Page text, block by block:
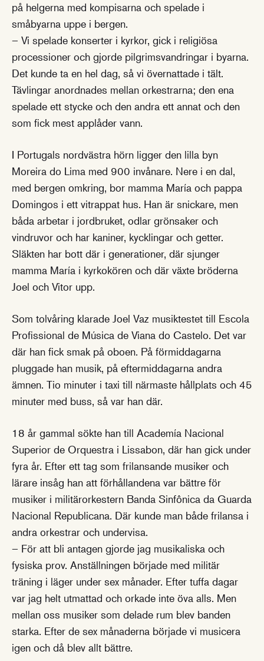
på helgerna med kompisarna och spelade i
småbyarna uppe i bergen.
– Vi spelade konserter i kyrkor, gick i religiösa
processioner och gjorde pilgrimsvandringar i byarna.
Det kunde ta en hel dag, så vi övernattade i tält.
Tävlingar anordnades mellan orkestrarna; den ena
spelade ett stycke och den andra ett annat och den
som fick mest applåder vann.
I Portugals nordvästra hörn ligger den lilla byn
Moreira do Lima med 900 invånare. Nere i en dal,
med bergen omkring, bor mamma María och pappa
Domingos i ett vitrappat hus. Han är snickare, men
båda arbetar i jordbruket, odlar grönsaker och
vindruvor och har kaniner, kycklingar och getter.
Släkten har bott där i generationer, där sjunger
mamma María i kyrkokören och där växte bröderna
Joel och Vitor upp.
Som tolvåring klarade Joel Vaz musiktestet till Escola
Profissional de Música de Viana do Castelo. Det var
där han fick smak på oboen. På förmiddagarna
pluggade han musik, på eftermiddagarna andra
ämnen. Tio minuter i taxi till närmaste hållplats och 45
minuter med buss, så var han där.
18 år gammal sökte han till Academía Nacional
Superior de Orquestra i Lissabon, där han gick under
fyra år. Efter ett tag som frilansande musiker och
lärare insåg han att förhållandena var bättre för
musiker i militärorkestern Banda Sinfônica da Guarda
Nacional Republicana. Där kunde man både frilansa i
andra orkestrar och undervisa.
– För att bli antagen gjorde jag musikaliska och
fysiska prov. Anställningen började med militär
träning i läger under sex månader. Efter tuffa dagar
var jag helt utmattad och orkade inte öva alls. Men
mellan oss musiker som delade rum blev banden
starka. Efter de sex månaderna började vi musicera
igen och då blev allt bättre.